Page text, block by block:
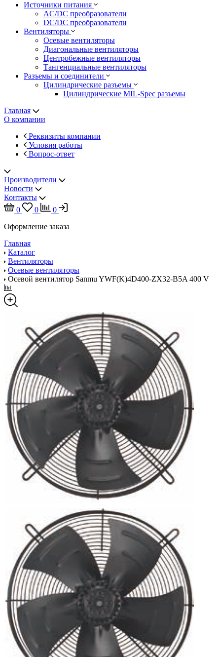
Источники питания
AC/DC преобразователи
DC/DC преобразователи
Вентиляторы
Осевые вентиляторы
Диагональные вентиляторы
Центробежные вентиляторы
Тангенциальные вентиляторы
Разъемы и соединители
Цилиндрические разъемы
Цилиндрические MIL-Spec разъемы
Главная
О компании
Реквизиты компании
Условия работы
Вопрос-ответ
Производители
Новости
Контакты
0
0
0
Оформление заказа
Главная
Каталог
Вентиляторы
Осевые вентиляторы
Осевой вентилятор Sanmu YWF(K)4D400-ZX32-B5A 400 V